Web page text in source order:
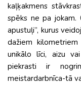
kaļķakmens
spēks ne pa jokam.
apustuļi”, kurus
dažiem
unikālo līci, aizu
piekrasti ir
meistardarbnīca-tā